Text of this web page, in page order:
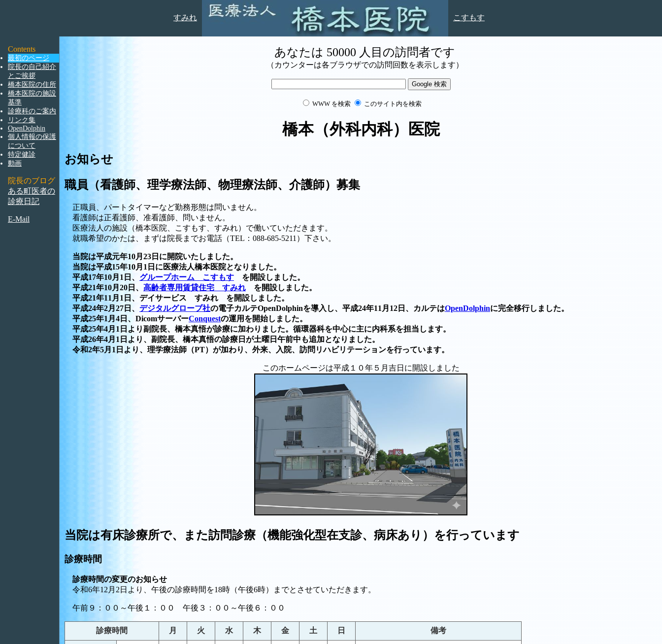
すみれ こすもす
あなたは 50000 人目の訪問者です
（カウンターは各ブラウザでの訪問回数を表示します）
WWW を検索 このサイト内を検索
橋本（外科内科）医院
お知らせ
職員（看護師、理学療法師、物理療法師、介護師）募集
正職員、パートタイマーなど勤務形態は問いません。
看護師は正看護師、准看護師、問いません。
医療法人の施設（橋本医院、こすもす、すみれ）で働いていただきます。
就職希望のかたは、まずは院長までお電話（TEL：088-685-5211）下さい。
当院は平成元年10月23日に開院いたしました。
当院は平成15年10月1日に医療法人橋本医院となりました。
平成17年10月1日、 グループホーム こすもす を開設しました。
平成21年10月20日、 高齢者専用賃貸住宅 すみれ を開設しました。
平成21年11月1日、デイサービス すみれ を開設しました。
平成24年2月27日、 デジタルグローブ社の電子カルテOpenDolphinを導入し、平成24年11月12日、カルテはOpenDolphinに完全移行しました。
平成25年1月4日、DicomサーバーConquestの運用を開始しました。
平成25年4月1日より副院長、橋本真悟が診療に加わりました。循環器科を中心に主に内科系を担当します。
平成26年4月1日より、副院長、橋本真悟の診療日が土曜日午前中も追加となりました。
令和2年5月1日より、理学療法師（PT）が加わり、外来、入院、訪問リハビリテーションを行っています。
このホームページは平成１０年５月吉日に開設しました
当院は有床診療所で、また訪問診療（機能強化型在支診、病床あり）を行っています
診療時間
診療時間の変更のお知らせ
令和6年12月2日より、午後の診療時間を18時（午後6時）までとさせていただきます。
午前９：００～午後１：００ 午後３：００～午後６：００
診療時間 月 火 水 木 金 土 日 備考
Contents
最初のページ
院長の自己紹介
とご挨拶
橋本医院の住所
橋本医院の施設
基準
診療科のご案内
リンク集
OpenDolphin
個人情報の保護
について
特定健診
動画
院長のブログ
ある町医者の
診療日記
E-Mail